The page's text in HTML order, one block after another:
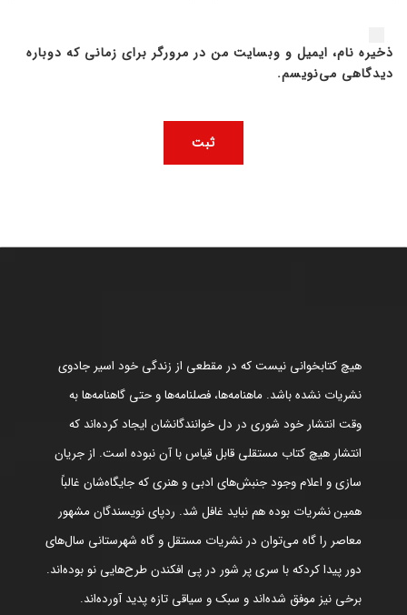
ذخیره نام، ایمیل و وبسایت من در مرورگر برای زمانی که دوباره
دیدگاهی می‌نویسم.
هیچ کتابخوانی نیست که در مقطعی از زندگی خود اسیر جادوی
نشریات نشده باشد. ماهنامه‌ها، فصلنامه‌ها و حتی گاهنامه‌ها به
وقت انتشار خود شوری در دل خوانندگانشان ایجاد کرده‌اند که
انتشار هیچ کتاب مستقلی قابل قیاس با آن نبوده است. از جریان
سازی و اعلام وجود جنبش‌های ادبی و هنری که جایگاه‌شان غالباً
همین نشریات بوده هم نباید غافل شد. ردپای نویسندگان مشهور
معاصر را گاه می‌توان در نشریات مستقل و گاه شهرستانی سال‌های
دور پیدا کردکه با سری پر شور در پی افکندن طرح‌هایی نو بوده‌اند.
برخی نیز موفق شده‌اند و سبک و سیاقی تازه پدید آورده‌اند.